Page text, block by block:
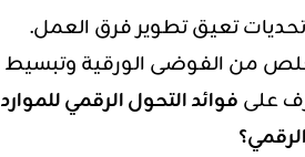
تعيق تطوير فرق العمل.
من الفوضى الورقية وتبسيط
علىفوائد التحول الرقمي للموارد